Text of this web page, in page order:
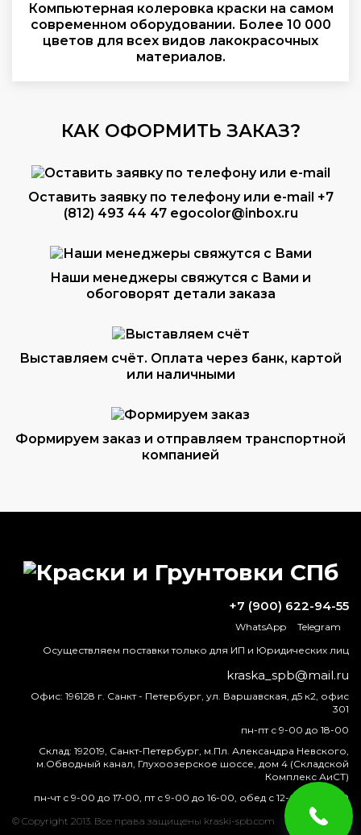
Компьютерная колеровка краски на самом
современном оборудовании. Более 10 000
цветов для всех видов лакокрасочных
материалов.
КАК ОФОРМИТЬ ЗАКАЗ?
Оставить заявку по телефону или e-mail +7
(812) 493 44 47 egocolor@inbox.ru
Наши менеджеры свяжутся с Вами и
обоговорят детали заказа
Выставляем счёт. Оплата через банк, картой
или наличными
Формируем заказ и отправляем транспортной
компанией
Какие краски выдерживают высокую
Чем разбавитель отличается от
растворителя?
В чем разница алкидной и акриловой
краска эмаль купить грунт металла
+7 (900) 622-94-55
WhatsApp
Telegram
Осуществляем поставки только для ИП и Юридических лиц
kraska_spb@mail.ru
Офис: 196128 г. Санкт - Петербург, ул. Варшавская, д5 к2, офис
301
пн-пт с 9-00 до 18-00
Склад: 192019, Санкт-Петербург, м.Пл. Александра Невского,
м.Обводный канал, Глухоозерское шоссе, дом 4 (Складской
Комплекс АиСТ)
пн-чт с 9-00 до 17-00, пт с 9-00 до 16-00, обед с 12-00 до 13-00
© Copyright 2013. Все права защищены kraski-spb.com